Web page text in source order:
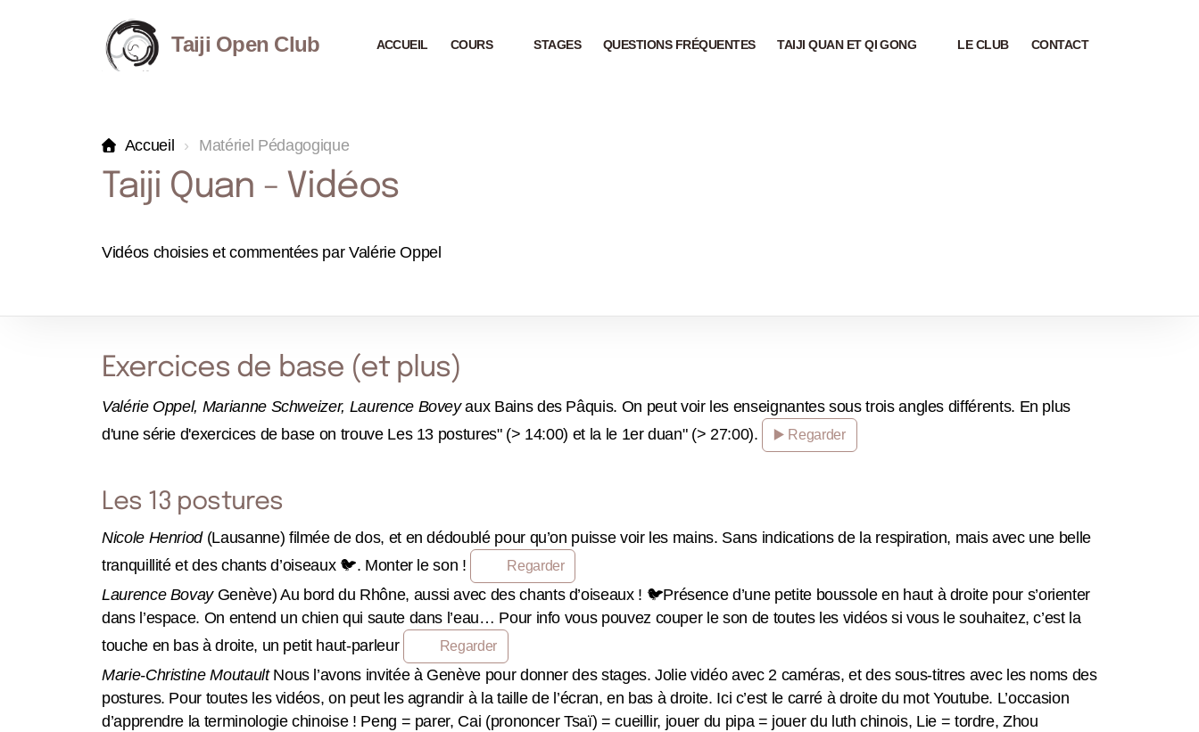
Taiji Open Club ACCUEIL COURS STAGES QUESTIONS FRÉQUENTES TAIJI QUAN ET QI GONG LE CLUB CONTACT
Accueil Matériel Pédagogique
Taiji Quan - Vidéos
Vidéos choisies et commentées par Valérie Oppel
Exercices de base (et plus)
Valérie Oppel, Marianne Schweizer, Laurence Boveyaux Bains des Pâquis. On peut voir les enseignantes sous trois angles différents. En plus
d'une série d'exercices de base on trouve Les 13 postures" (> 14:00) et la le 1er duan" (> 27:00).
▶️ Regarder
Les 13 postures
Nicole Henriod(Lausanne) filmée de dos, et en dédoublé pour qu’on puisse voir les mains. Sans indications de la respiration, mais avec une belle
tranquillité et des chants d’oiseaux 🐦. Monter le son !
Regarder
Laurence BovayGenève) Au bord du Rhône, aussi avec des chants d’oiseaux ! 🐦Présence d’une petite boussole en haut à droite pour s’orienter
dans l’espace. On entend un chien qui saute dans l’eau… Pour info vous pouvez couper le son de toutes les vidéos si vous le souhaitez, c’est la
touche en bas à droite, un petit haut-parleur
Regarder
Marie-Christine MoutaultNous l’avons invitée à Genève pour donner des stages. Jolie vidéo avec 2 caméras, et des sous-titres avec les noms des
postures. Pour toutes les vidéos, on peut les agrandir à la taille de l’écran, en bas à droite. Ici c’est le carré à droite du mot Youtube. L’occasion
d’apprendre la terminologie chinoise ! Peng = parer, Cai (prononcer Tsaï) = cueillir, jouer du pipa = jouer du luth chinois, Lie = tordre, Zhou